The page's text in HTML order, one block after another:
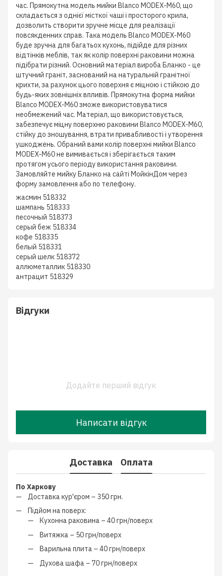
час. Прямокутна модель мийки Blanco MODEX-M60, що
складається з однієї місткої чаші і просторого крила,
дозволить створити зручне місце для реалізації
повсякденних справ. Така модель Blanco MODEX-M60
буде зручна для багатьох кухонь, підійде для різних
відтінків меблів, так як колір поверхні раковини можна
підібрати різний. Основний матеріал вироба Бланко - це
штучний граніт, заснований на натуральній гранітної
крихти, за рахунок цього поверхня є міцною і стійкою до
будь-яких зовнішніх впливів. Прямокутна форма мийки
Blanco MODEX-M60 зможе використовуватися
необмежений час. Матеріал, що використовується,
забезпечує міцну поверхню раковини Blanco MODEX-M60,
стійку до зношування, втрати привабливості і утворення
ушкоджень. Обраний вами колір поверхні мийки Blanco
MODEX-M60 не вимивається і зберігається таким
протягом усього періоду використання раковини.
Замовляйте мийку Бланко на сайті МойкінДом через
форму замовлення або по телефону.
жасмин 518332
шампань 518333
песочный 518373
серый беж 518334
кофе 518335
белый 518331
серый шелк 518372
аллюметаллик 518330
антрацит 518329
Відгуки
Додайте перший відгук
Написати відгук
Доставка Оплата
По Харкову
Доставка кур'єром – 350 грн.
Підйом на поверх:
Кухонна раковина – 40 грн/поверх
Витяжка – 50 грн/поверх
Варильна плита – 40 грн/поверх
Духова шафа – 70 грн/поверх